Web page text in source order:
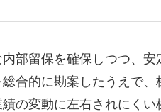
部留保を確保しつつ、安
合的に勘案したうえで、
の変動に左右されにくい